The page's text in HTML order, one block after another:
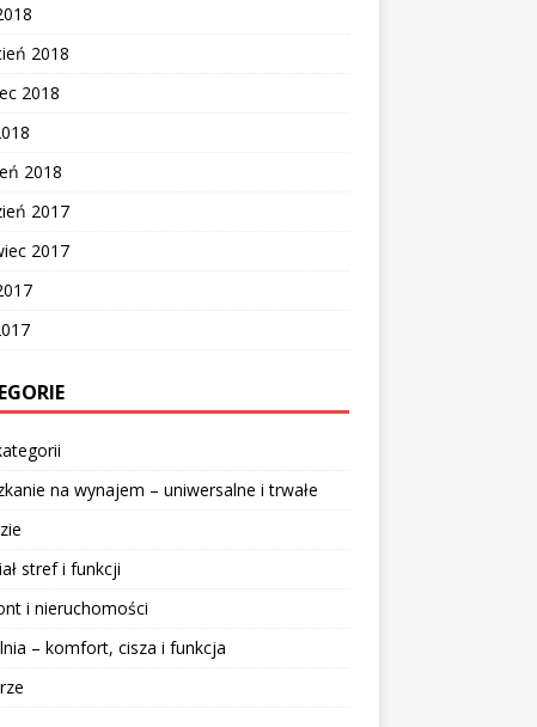
2018
2018
2018
2017
2017
na wynajem – uniwersalne i trwałe
stref i funkcji
i nieruchomości
– komfort, cisza i funkcja